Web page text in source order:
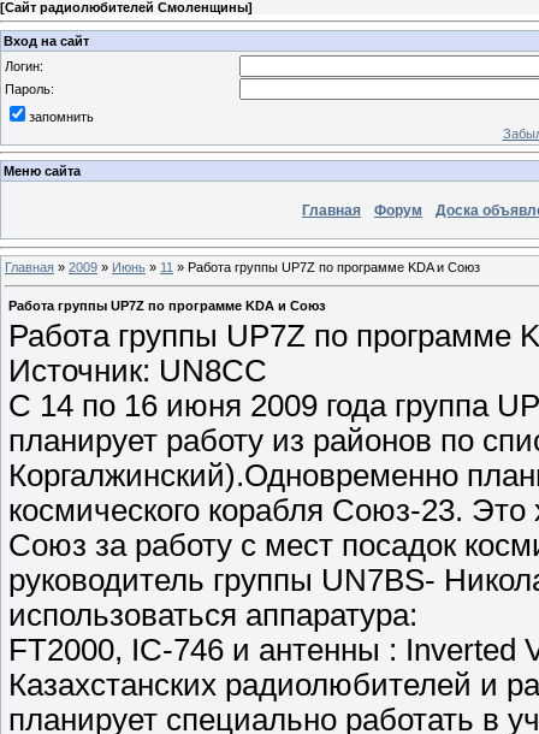
[Сайт радиолюбителей Смоленщины]
Вход на сайт
Логин:
Пароль:
запомнить
Меню сайта
Главная Форум Доска
Главная » 2009 » Июнь » 11 » Работа группы UP7Z по программе KDA и Союз
Работа группы UP7Z по программе KDA и Союз
Работа группы UP7Z по программе
Источник: UN8CC
C 14 по 16 июня 2009 года группа
планирует работу из районов по
Коргалжинский).Одновременно
космического корабля Союз-23.
Союз за работу с мест посадок
руководитель группы UN7BS-
использоваться аппаратура:
FT2000, IC-746 и антенны : Inverted
Казахстанских радиолюбителей и
планирует специально работать в